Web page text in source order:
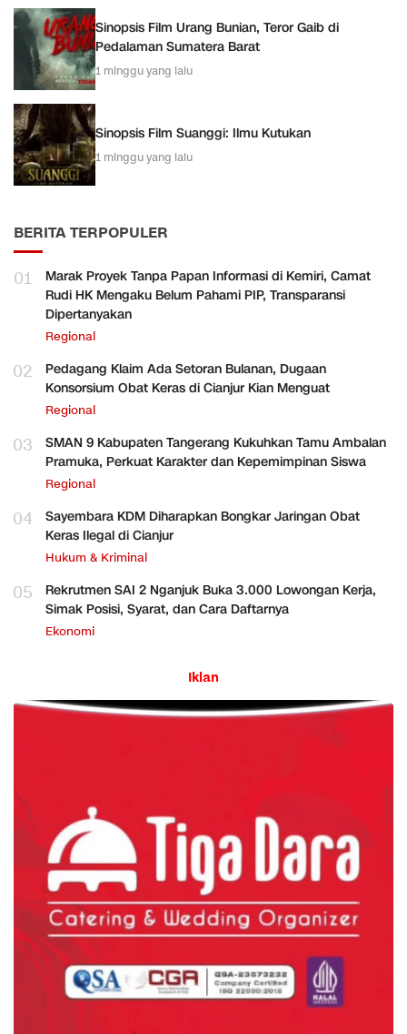
Sinopsis Film Urang Bunian, Teror Gaib di
Pedalaman Sumatera Barat
1 minggu yang lalu
Sinopsis Film Suanggi: Ilmu Kutukan
1 minggu yang lalu
BERITA TERPOPULER
01
Marak Proyek Tanpa Papan Informasi di Kemiri, Camat
Rudi HK Mengaku Belum Pahami PIP, Transparansi
Dipertanyakan
Regional
02
Pedagang Klaim Ada Setoran Bulanan, Dugaan
Konsorsium Obat Keras di Cianjur Kian Menguat
Regional
03
SMAN 9 Kabupaten Tangerang Kukuhkan Tamu Ambalan
Pramuka, Perkuat Karakter dan Kepemimpinan Siswa
Regional
04
Sayembara KDM Diharapkan Bongkar Jaringan Obat
Keras Ilegal di Cianjur
Hukum & Kriminal
05
Rekrutmen SAI 2 Nganjuk Buka 3.000 Lowongan Kerja,
Simak Posisi, Syarat, dan Cara Daftarnya
Ekonomi
Iklan